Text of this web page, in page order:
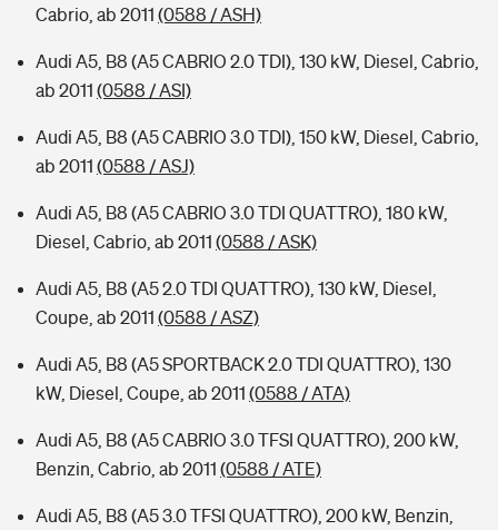
Cabrio, ab 2011 (0588 / ASH)
Audi A5, B8 (A5 CABRIO 2.0 TDI), 130 kW, Diesel, Cabrio,
ab 2011 (0588 / ASI)
Audi A5, B8 (A5 CABRIO 3.0 TDI), 150 kW, Diesel, Cabrio,
ab 2011 (0588 / ASJ)
Audi A5, B8 (A5 CABRIO 3.0 TDI QUATTRO), 180 kW,
Diesel, Cabrio, ab 2011 (0588 / ASK)
Audi A5, B8 (A5 2.0 TDI QUATTRO), 130 kW, Diesel,
Coupe, ab 2011 (0588 / ASZ)
Audi A5, B8 (A5 SPORTBACK 2.0 TDI QUATTRO), 130
kW, Diesel, Coupe, ab 2011 (0588 / ATA)
Audi A5, B8 (A5 CABRIO 3.0 TFSI QUATTRO), 200 kW,
Benzin, Cabrio, ab 2011 (0588 / ATE)
Audi A5, B8 (A5 3.0 TFSI QUATTRO), 200 kW, Benzin,